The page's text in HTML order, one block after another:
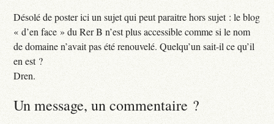
Désolé de poster ici un sujet qui peut paraitre hors sujet : le blog
« d’en face » du Rer B n’est plus accessible comme si le nom
de domaine n’avait pas été renouvelé. Quelqu’un sait-il ce qu’il
en est ?
Dren.
Un message, un commentaire ?